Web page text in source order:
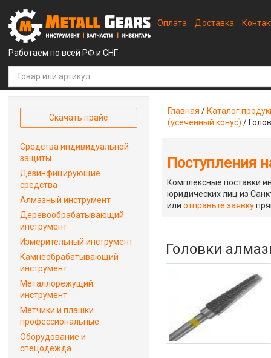
Работаем по всей РФ и СНГ
Оплата Доставка
Главная / Каталог
(усеченный конус) /
Поступления
Комплексные поставки
юридических лиц из
илиотправьте заявку
Головки
Скачать прайс
Средства индивидуальной
защиты
Дезинфицирующие
средства
Алмазный инструмент
Деревообрабатывающий
инструмент
Измерительный инструмент
Камнеобрабатывающий
инструмент
Металлорежущий
инструмент
Метчики и плашки
профессиональные
Оборудование и
спецодежда